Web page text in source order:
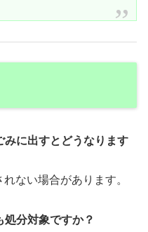
みに出すとどうなります
ない場合があります。
分対象ですか？